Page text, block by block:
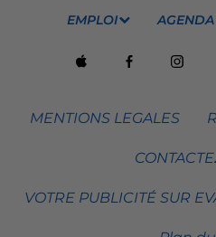
EMPLOI AGENDA
MENTIONS LEGALES
VOTRE PUBLICITÉ SUR